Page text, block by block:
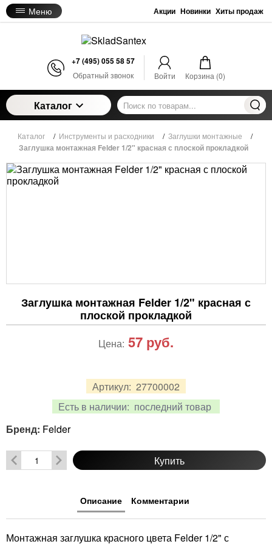
Меню Акции Новинки Хиты продаж
+7 (495) 055 58 57
Обратный звонок Войти Корзина (0)
Каталог
Каталог / Инструменты и расходники / Заглушки монтажные /
Заглушка монтажная Felder 1/2" красная с плоской прокладкой
Заглушка монтажная Felder 1/2" красная с
плоской прокладкой
Артикул: 27700002
Есть в наличии: последний товар
Цена: 57 руб.
Бренд: Felder
Купить
Описание Комментарии
Монтажная заглушка красного цвета Felder 1/2" с